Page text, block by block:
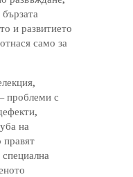
и развитието
само за
проблеми с
на
правят